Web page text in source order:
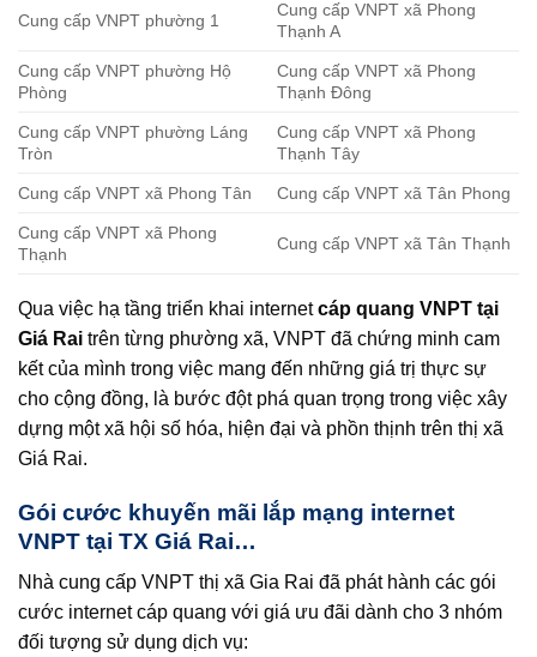
Cung cấp VNPT phường 1
Cung cấp VNPT xã Phong
Thạnh A
Cung cấp VNPT phường Hộ
Phòng
Cung cấp VNPT xã Phong
Thạnh Đông
Cung cấp VNPT phường Láng
Tròn
Cung cấp VNPT xã Phong
Thạnh Tây
Cung cấp VNPT xã Phong Tân Cung cấp VNPT xã Tân Phong
Cung cấp VNPT xã Phong
Thạnh
Cung cấp VNPT xã Tân Thạnh
Qua việc hạ tầng triển khai internetcáp quang VNPT tại
Giá Rai trên từng phường xã, VNPT đã chứng minh cam
kết của mình trong việc mang đến những giá trị thực sự
cho cộng đồng, là bước đột phá quan trọng trong việc xây
dựng một xã hội số hóa, hiện đại và phồn thịnh trên thị xã
Giá Rai.
Gói cước khuyến mãi lắp mạng internet
VNPT tại TX Giá Rai…
Nhà cung cấp VNPT thị xã Gia Rai đã phát hành các gói
cước internet cáp quang với giá ưu đãi dành cho 3 nhóm
đối tượng sử dụng dịch vụ: